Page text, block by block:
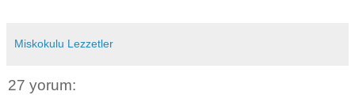
Miskokulu Lezzetler
27 yorum: